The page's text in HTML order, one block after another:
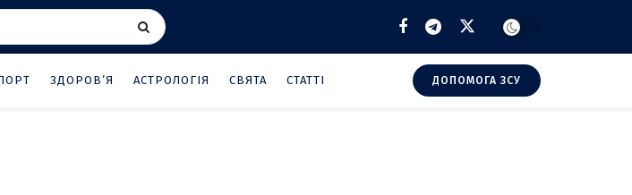
ЗДОРОВ’Я АСТРОЛОГІЯ СВЯТА СТАТТІ ДОПОМОГА ЗСУ